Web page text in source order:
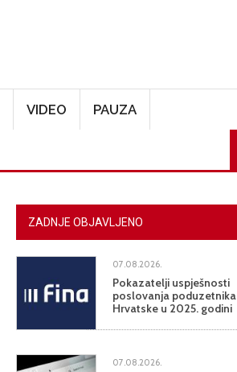
VIDEO PAUZA
ZADNJE OBJAVLJENO
07.08.2026.
Pokazatelji uspješnosti
poslovanja poduzetnika
Hrvatske u 2025. godini
07.08.2026.